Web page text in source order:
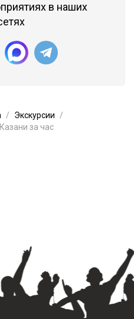
в наших
Экскурсии
за час